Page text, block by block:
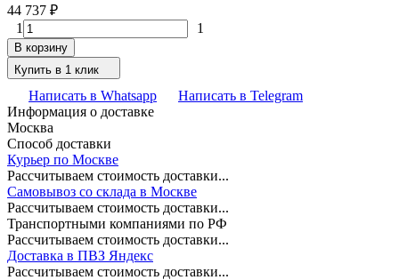
44 737 ₽
1
1
В корзину
Купить в 1 клик
Написать в Whatsapp
Написать в Telegram
Информация о доставке
Москва
Способ доставки
Курьер по Москве
Рассчитываем стоимость доставки...
Самовывоз со склада в Москве
Рассчитываем стоимость доставки...
Транспортными компаниями по РФ
Рассчитываем стоимость доставки...
Доставка в ПВЗ Яндекс
Рассчитываем стоимость доставки...